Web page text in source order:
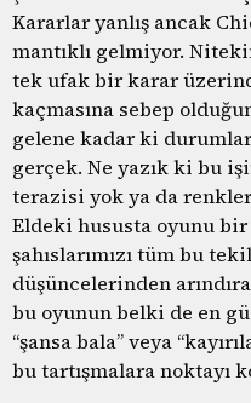
Kararlar yanlış ancak
mantıklı gelmiyor.
tek ufak bir karar
kaçmasına sebep
gelene kadar ki
gerçek. Ne yazık ki bu
terazisi yok ya da
Eldeki hususta oyunu
şahıslarımızı tüm bu
düşüncelerinden
bu oyunun belki de en
“şansa bala” veya
bu tartışmalara noktayı